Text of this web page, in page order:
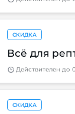
СКИДКА
Всё для
Действителен до
СКИДКА